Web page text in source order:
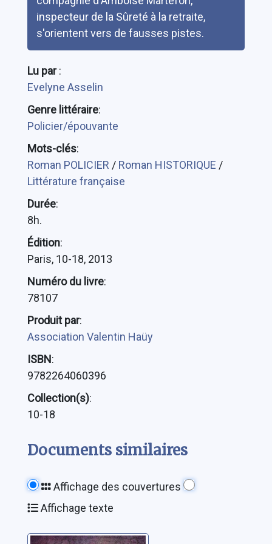
inspecteur de la Sûreté à la retraite,
s'orientent vers de fausses pistes.
Lu par:
Evelyne Asselin
Genre littéraire:
Policier/épouvante
Mots-clés:
Roman POLICIER / Roman HISTORIQUE /
Littérature française
Durée:
8h.
Édition:
Paris, 10-18, 2013
Numéro du livre:
78107
Produit par:
Association Valentin Haüy
ISBN:
9782264060396
Collection(s):
10-18
Documents similaires
Affichage des couvertures
Affichage texte